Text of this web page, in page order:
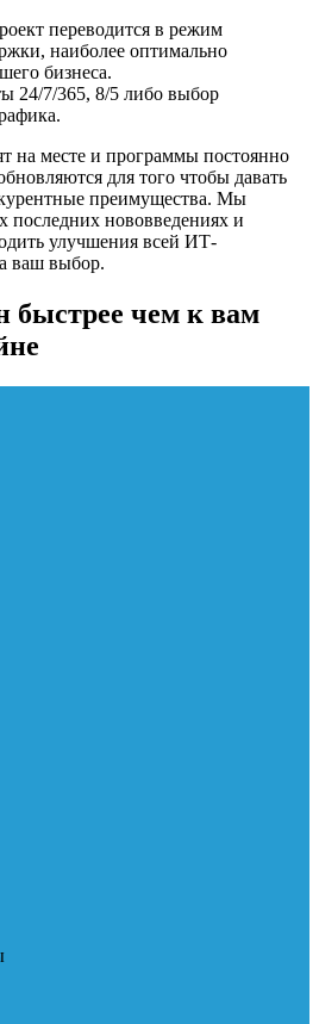
переводится в режим
наиболее оптимально
бизнеса.
24/7/365, 8/5 либо выбор
на месте и программы постоянно
для того чтобы давать
преимущества. Мы
последних нововведениях и
улучшения всей ИТ-
ваш выбор.
быстрее чем к вам